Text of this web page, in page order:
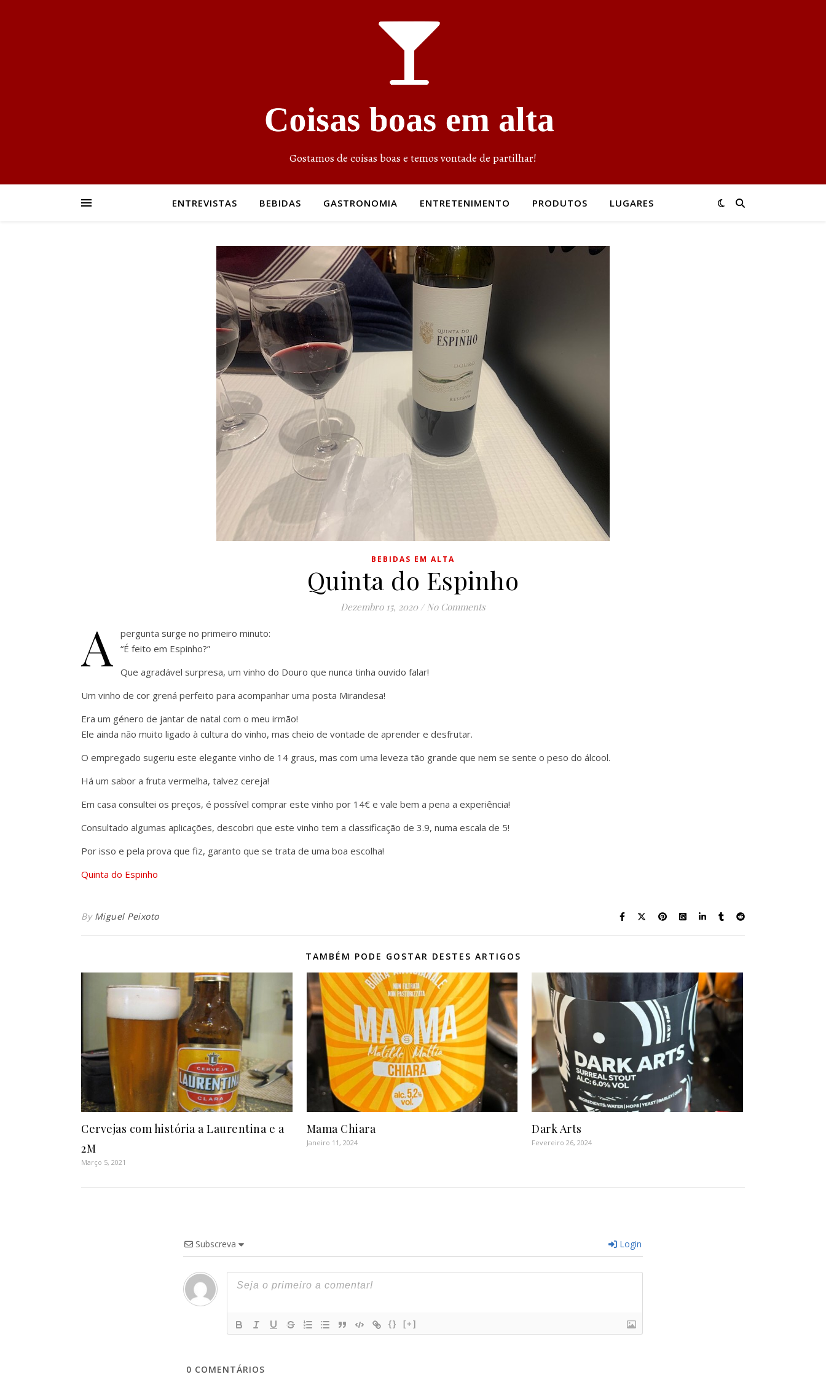
Gostamos de coisas boas e temos vontade de partilhar!
ENTREVISTAS BEBIDAS GASTRONOMIA ENTRETENIMENTO PRODUTOS LUGARES
BEBIDAS EM ALTA
Quinta do Espinho
Dezembro 15, 2020 / No Comments
A
pergunta surge no primeiro minuto:
“É feito em Espinho?”
Que agradável surpresa, um vinho do Douro que nunca tinha ouvido falar!
Um vinho de cor grená perfeito para acompanhar uma posta Mirandesa!
Era um género de jantar de natal com o meu irmão!
Ele ainda não muito ligado à cultura do vinho, mas cheio de vontade de aprender e desfrutar.
O empregado sugeriu este elegante vinho de 14 graus, mas com uma leveza tão grande que nem se sente o peso do álcool.
Há um sabor a fruta vermelha, talvez cereja!
Em casa consultei os preços, é possível comprar este vinho por 14€ e vale bem a pena a experiência!
Consultado algumas aplicações, descobri que este vinho tem a classificação de 3.9, numa escala de 5!
Por isso e pela prova que fiz, garanto que se trata de uma boa escolha!
Quinta do Espinho
By Miguel Peixoto
TAMBÉM PODE GOSTAR DESTES ARTIGOS
Cervejas com história a Laurentina e a
2M
Março 5, 2021
Mama Chiara
Janeiro 11, 2024
Dark Arts
Fevereiro 26, 2024
Subscreva Login
{} [+]
0 COMENTÁRIOS